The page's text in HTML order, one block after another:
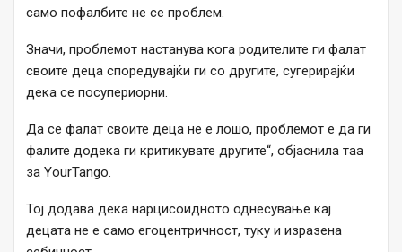
само пофалбите не се проблем.
Значи, проблемот настанува кога родителите ги фалат
своите деца споредувајќи ги со другите, сугерирајќи
дека се посупериорни.
Да се фалат своите деца не е лошо, проблемот е да ги
фалите додека ги критикувате другите“, објаснила таа
за YourTango.
Тој додава дека нарцисоидното однесување кај
децата не е само егоцентричност, туку и изразена